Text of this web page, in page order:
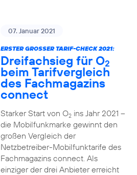
07. Januar 2021
ERSTER GROSSER TARIF-CHECK 2021:
Dreifachsieg für O2
beim Tarifvergleich
des Fachmagazins
connect
Starker Start von O2ins Jahr 2021 –
die Mobilfunkmarke gewinnt den
großen Vergleich der
Netzbetreiber-Mobilfunktarife des
Fachmagazins connect. Als
einziger der drei Anbieter erreicht